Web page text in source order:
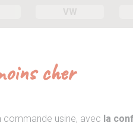
VW
cher
commande usine, avec la